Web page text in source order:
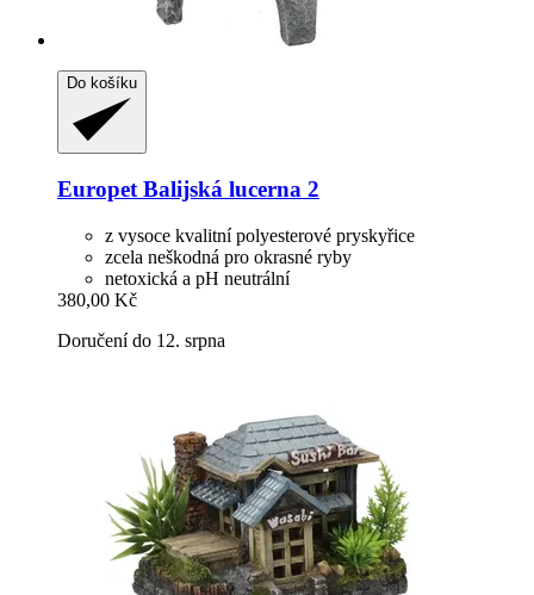
Do košíku
Europet Balijská lucerna 2
z vysoce kvalitní polyesterové pryskyřice
zcela neškodná pro okrasné ryby
netoxická a pH neutrální
380,00 Kč
Doručení do 12. srpna